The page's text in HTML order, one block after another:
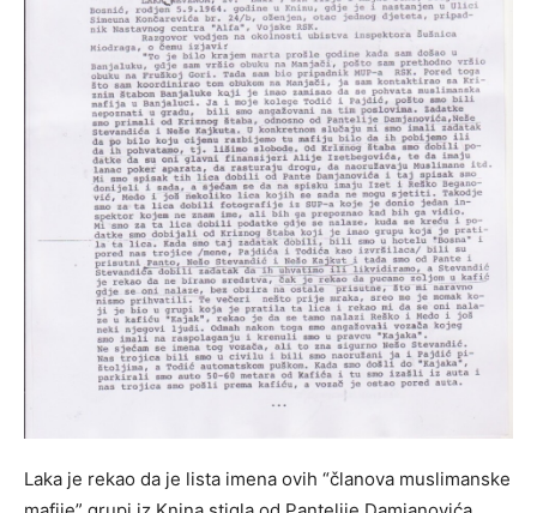
Laka je rekao da je lista imena ovih “članova muslimanske